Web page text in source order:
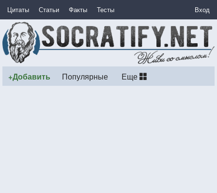
Цитаты Статьи Факты Тесты Вход
+Добавить Популярные Еще